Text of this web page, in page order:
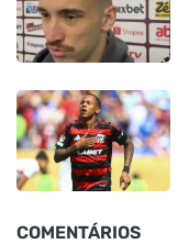
COMENTÁRIOS